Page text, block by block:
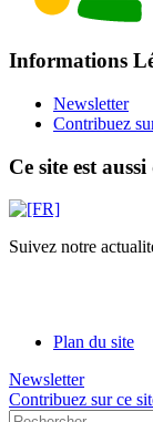
Informations
Newsletter
Contribuez
Ce site est
Suivez notre
Plan du site
Newsletter
Contribuez sur ce